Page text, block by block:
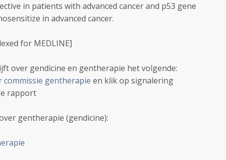
in patients with advanced cancer and p53 gene
in advanced cancer.
for MEDLINE]
over gendicine en gentherapie het volgende:
commissie gentherapie en klik op signalering
rapport
gentherapie (gendicine):